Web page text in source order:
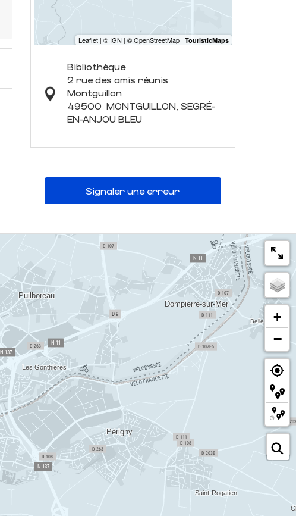
Bibliothèque
2 rue des amis réunis
Montguillon
49500 MONTGUILLON, SEGRÉ-
EN-ANJOU BLEU
Signaler une erreur
+
−